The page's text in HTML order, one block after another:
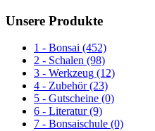
Unsere Produkte
1 - Bonsai (452)
2 - Schalen (98)
3 - Werkzeug (12)
4 - Zubehör (23)
5 - Gutscheine (0)
6 - Literatur (9)
7 - Bonsaischule (0)